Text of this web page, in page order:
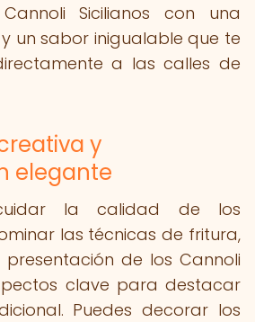
Sicilianos con una
un sabor inigualable que te
a las calles de
y
elegante
la calidad de los
las técnicas de fritura,
de los Cannoli
clave para destacar
Puedes decorar los